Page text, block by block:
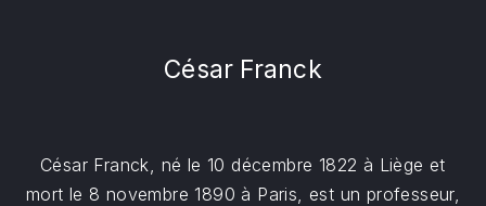
César Franck
César Franck, né le 10 décembre 1822 à Liège et
mort le 8 novembre 1890 à Paris, est un professeur,